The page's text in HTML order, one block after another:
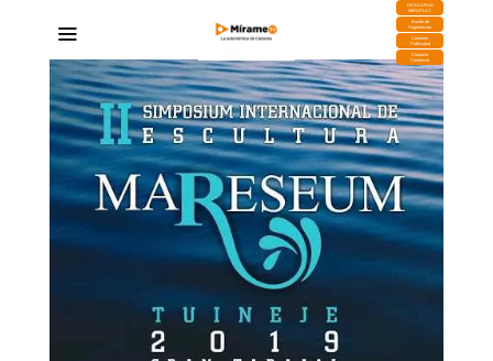
DESCARGA
MIRAPLAY
Buzón de
Sugerencias
Contratar
Publicidad
Contacto
Comercial